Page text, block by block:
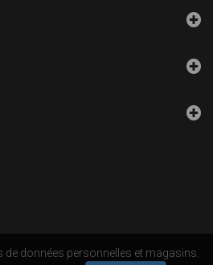
de données personnelles et magasins.